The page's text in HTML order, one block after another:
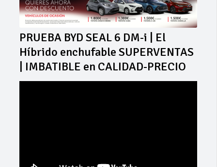
PRUEBA BYD SEAL 6 DM-i | El
Híbrido enchufable SUPERVENTAS
| IMBATIBLE en CALIDAD-PRECIO